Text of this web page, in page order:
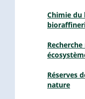
Chimie
Réserves
nature